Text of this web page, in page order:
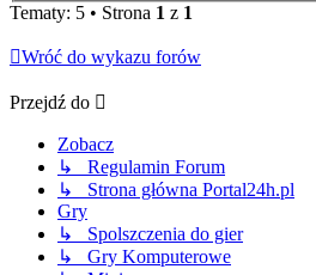
Tematy: 5 • Strona 1 z 1
Wróć do wykazu forów
Przejdź do
Zobacz
↳ Regulamin Forum
↳ Strona główna Portal24h.pl
Gry
↳ Spolszczenia do gier
↳ Gry Komputerowe